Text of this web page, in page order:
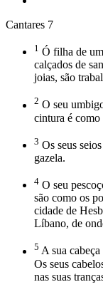
Cantares 7
1 Ó filha de
calçados de
joias, são
2 O seu
cintura é
3 Os seus
gazela.
4 O seu
são como os
cidade de
Líbano, de
5 A sua
Os seus
nas suas